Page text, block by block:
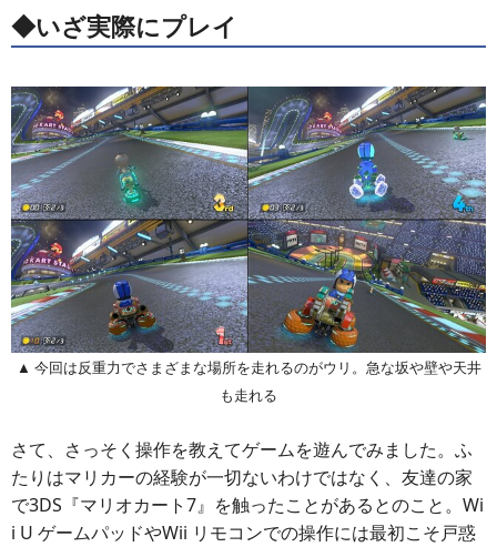
◆いざ実際にプレイ
▲ 今回は反重力でさまざまな場所を走れるのがウリ。急な坂や壁や天井
も走れる
さて、さっそく操作を教えてゲームを遊んでみました。ふ
たりはマリカーの経験が一切ないわけではなく、友達の家
で3DS『マリオカート7』を触ったことがあるとのこと。Wi
i U ゲームパッドやWii リモコンでの操作には最初こそ戸惑